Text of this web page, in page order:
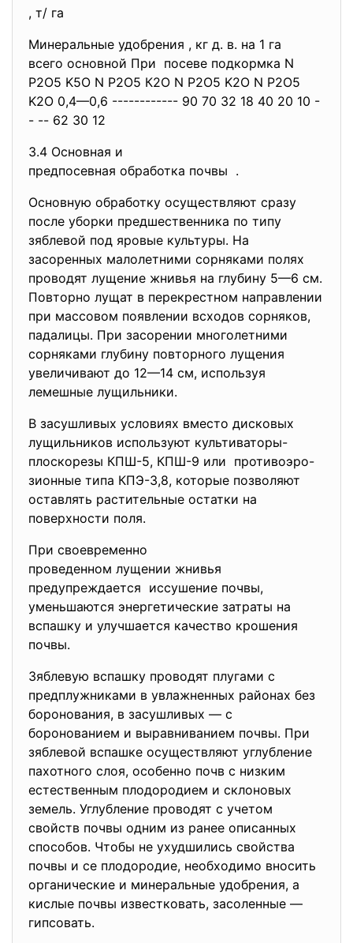
, т/ га
Минеральные удобрения , кг д. в. на 1 га
всего основной При посеве подкормка N
P2O5 K5O N P2O5 К2О N P2O5 K2О N P2O5
K2O 0,4—0,6 ------------ 90 70 32 18 40 20 10 -
- -- 62 30 12
3.4 Основная и
предпосевная обработка почвы .
Основную обработку осуществляют сразу
после уборки предшественника по типу
зяблевой под яровые культуры. На
засоренных малолетними сорняками полях
проводят лущение жнивья на глубину 5—6 см.
Повторно лущат в перекрестном направлении
при массовом появлении всходов сорняков,
падалицы. При засорении многолетними
сорняками глубину повторного лущения
увеличивают до 12—14 см, используя
лемешные лущильники.
В засушливых условиях вместо дисковых
лущильников используют культиваторы-
плоскорезы КПШ-5, КПШ-9 или противоэро-
зионные типа КПЭ-3,8, которые позволяют
оставлять растительные остатки на
поверхности поля.
При своевременно
проведенном лущении жнивья
предупреждается иссушение почвы,
уменьшаются энергетические затраты на
вспашку и улучшается качество крошения
почвы.
Зяблевую вспашку проводят плугами с
предплужниками в увлажненных районах без
боронования, в засушливых — с
боронованием и выравниванием почвы. При
зяблевой вспашке осуществляют углубление
пахотного слоя, особенно почв с низким
естественным плодородием и склоновых
земель. Углубление проводят с учетом
свойств почвы одним из ранее описанных
способов. Чтобы не ухудшились свойства
почвы и се плодородие, необходимо вносить
органические и минеральные удобрения, а
кислые почвы известковать, засоленные —
гипсовать.